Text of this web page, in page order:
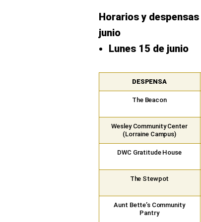
Horarios y
junio
Lunes 15 de junio
DESPENSA
The Beacon
Wesley Community Center
(Lorraine Campus)
DWC Gratitude House
The Stewpot
Aunt Bette’s Community
Pantry